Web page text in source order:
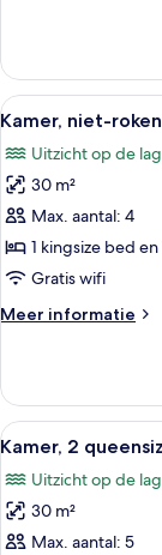
op
zwembad
laden
2
queensize
bedden,
roken,
uitzicht
zwembad
Alle
foto's
voor
Kamer,
niet-
roken,
uitzicht
lagune
7
Kamer, niet-
Uitzicht op de
30 m²
Max. aantal: 4
1 kingsize bed
Gratis wifi
Meer informatie
Meer
niet-
roken,
uitzicht
lagune
Alle
foto's
voor
Kamer,
2
6
Kamer, 2
Uitzicht op de
30 m²
Max. aantal: 5